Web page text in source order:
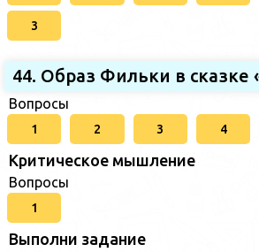
3
44. Образ Фильки в сказке
Вопросы
1 2 3 4
Критическое мышление
Вопросы
1
Выполни задание